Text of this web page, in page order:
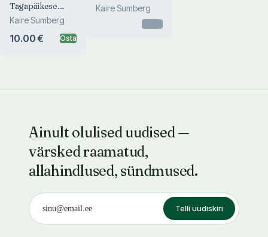
Tagapäikese
külmunud maalt
Kaire Sumberg
10.00 € Osta
Kaire Sumberg
Ainult olulised uudised —
värsked raamatud,
allahindlused, sündmused.
Telli uudiskiri